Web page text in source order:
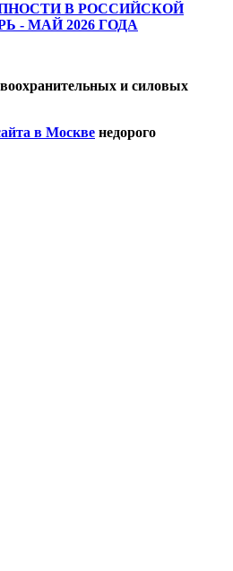
В РОССИЙСКОЙ
- МАЙ 2026 ГОДА
и силовых
в Москве недорого